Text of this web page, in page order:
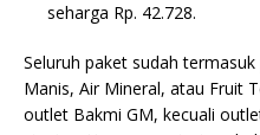
seharga Rp. 42.728.
Seluruh paket sudah
Manis, Air Mineral, atau Fruit
outlet Bakmi GM, kecuali